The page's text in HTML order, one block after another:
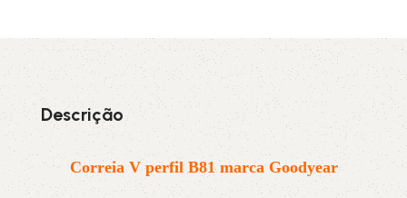
Descrição
Correia V perfil B81 marca Goodyear